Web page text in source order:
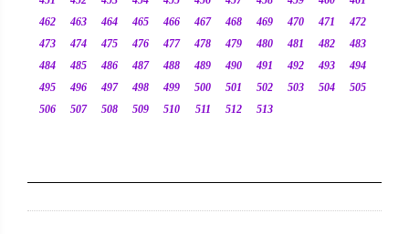
462
463 464 465 466 467 468 469 470 471
472
473
474 475 476 477 478 479 480 481 482
483
484
485 486 487 488 489 490 491 492 493
494
495
496 497 498 499 500 501 502 503 504
505
506
507 508 509 510 511 512 513